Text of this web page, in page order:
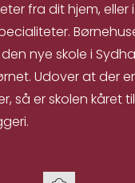
fra dit hjem, eller
nye skole i
Udover at der
så er skolen kåret